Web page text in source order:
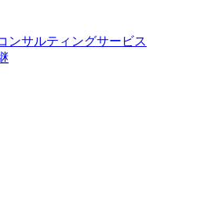
ンサルティングサービス